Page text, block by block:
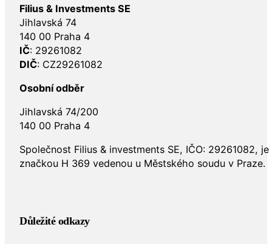
Filius & Investments SE
Jihlavská 74
140 00 Praha 4
IČ: 29261082
DIČ: CZ29261082
Osobní odběr
Jihlavská 74/200
140 00 Praha 4
Společnost Filius & investments SE, IČO: 29261082,
značkou H 369 vedenou u Městského soudu v Praze.
Důležité odkazy